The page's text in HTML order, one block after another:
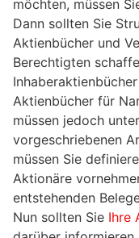
möchten, müssen
Dann sollten Sie
Aktienbücher und
Berechtigten
Aktienbücher für
müssen jedoch
vorgeschriebenen
müssen Sie
Aktionäre
entstehenden
Nun sollten Sie Ihre